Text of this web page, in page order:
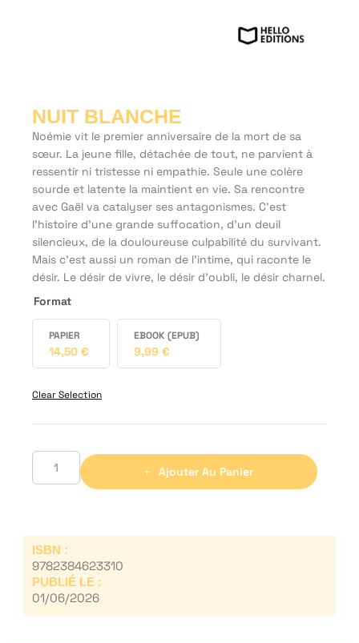
NUIT BLANCHE
Noémie vit le premier anniversaire de la mort de sa
sœur. La jeune fille, détachée de tout, ne parvient à
ressentir ni tristesse ni empathie. Seule une colère
sourde et latente la maintient en vie. Sa rencontre
avec Gaël va catalyser ses antagonismes. C’est
l’histoire d’une grande suffocation, d’un deuil
silencieux, de la douloureuse culpabilité du survivant.
Mais c'est aussi un roman de l’intime, qui raconte le
désir. Le désir de vivre, le désir d’oubli, le désir charnel.
Format
PAPIER
14,50 €
EBOOK (EPUB)
9,99 €
Clear Selection
Ajouter Au Panier
ISBN :
9782384623310
PUBLIÉ LE :
01/06/2026